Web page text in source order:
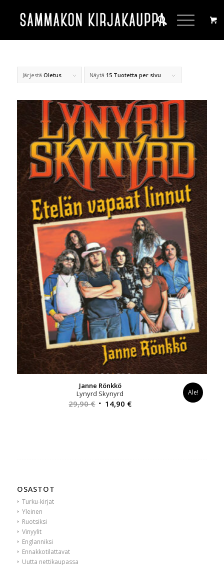
Järjestä Oletus Näytä 15 Tuotetta per sivu
Janne Rönkkö
Lynyrd Skynyrd
29,90€ Alkuperäinen
14,90 €Nykyinen
Ale!
OSASTOT
Turku-kirjat
Yleinen
Ruotsiksi
Vinyylit
Englanniksi
Ennakkotilattavat
Uutta nettikaupassa